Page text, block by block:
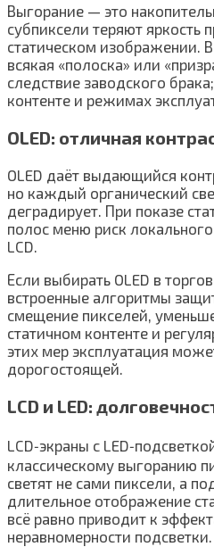
Выгорание — это
субпиксели теряют яркость
статическом изображении.
всякая «полоска» или
следствие заводского
контенте и режимах
OLED: отличная
OLED даёт выдающийся
но каждый органический
деградирует. При показе
полос меню риск
LCD.
Если выбирать OLED в
встроенные алгоритмы
смещение пикселей,
статичном контенте и
этих мер эксплуатация
дорогостоящей.
LCD и LED:
LCD‑экраны с
классическому выгоранию
светят не сами пиксели, а
длительное отображение
всё равно приводит к
неравномерности подсветки.